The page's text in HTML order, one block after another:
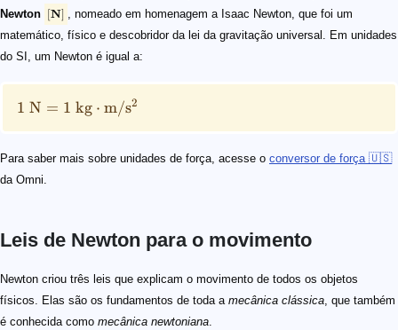
Newton [N] , nomeado em homenagem a Isaac Newton, que foi um
matemático, físico e descobridor da lei da gravitação universal. Em unidades
do SI, um Newton é igual a:
1 N = 1 kg ⋅ m/s2
Para saber mais sobre unidades de força, acesse o conversor de força 🇺🇸
da Omni.
Leis de Newton para o movimento
Newton criou três leis que explicam o movimento de todos os objetos
físicos. Elas são os fundamentos de toda a mecânica clássica, que também
é conhecida como mecânica newtoniana.
\small F = m \times a